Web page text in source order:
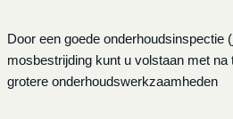
Door een goede onderhoudsinspectie
mosbestrijding kunt u volstaan met na
grotere onderhoudswerkzaamheden